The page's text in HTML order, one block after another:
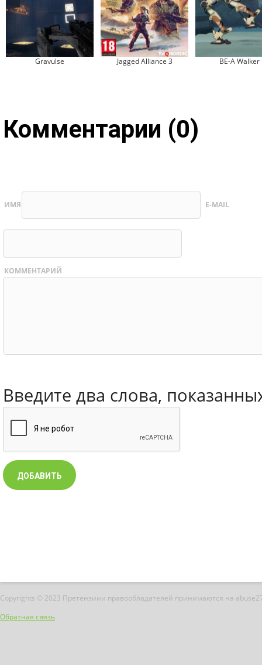
Gravulse Jagged Alliance 3 BE-A Walker
Комментарии (0)
ИМЯ E-MAIL
КОММЕНТАРИЙ
Введите два слова,
Copyrights © 2023 Претензиии правообладателей принимаются на
Обратная связь